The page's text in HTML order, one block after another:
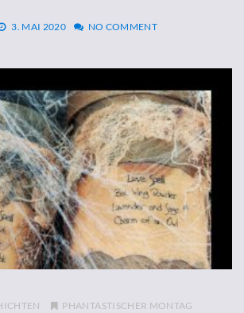
3. MAI 2020 NO COMMENT
PHANTASTISCHER MONTAG